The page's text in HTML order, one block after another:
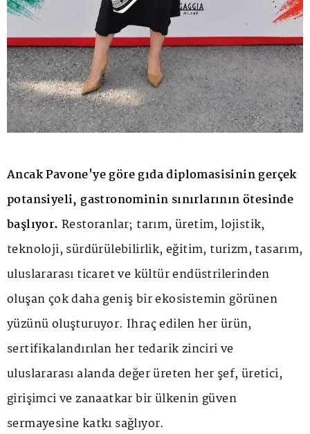
Ancak Pavone'ye göre gıda diplomasisinin gerçek
potansiyeli, gastronominin sınırlarının ötesinde
başlıyor. Restoranlar; tarım, üretim, lojistik,
teknoloji, sürdürülebilirlik, eğitim, turizm, tasarım,
uluslararası ticaret ve kültür endüstrilerinden
oluşan çok daha geniş bir ekosistemin görünen
yüzünü oluşturuyor. İhraç edilen her ürün,
sertifikalandırılan her tedarik zinciri ve
uluslararası alanda değer üreten her şef, üretici,
girişimci ve zanaatkar bir ülkenin güven
sermayesine katkı sağlıyor.